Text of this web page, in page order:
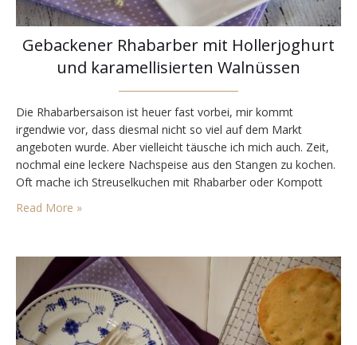
Gebackener Rhabarber mit Hollerjoghurt
und karamellisierten Walnüssen
Die Rhabarbersaison ist heuer fast vorbei, mir kommt
irgendwie vor, dass diesmal nicht so viel auf dem Markt
angeboten wurde. Aber vielleicht täusche ich mich auch. Zeit,
nochmal eine leckere Nachspeise aus den Stangen zu kochen.
Oft mache ich Streuselkuchen mit Rhabarber oder Kompott
fürs Frühstück. Diesmal habe ich eine andere Technik
ausprobiert und war erstaunt, dass das doch so…
Read More »